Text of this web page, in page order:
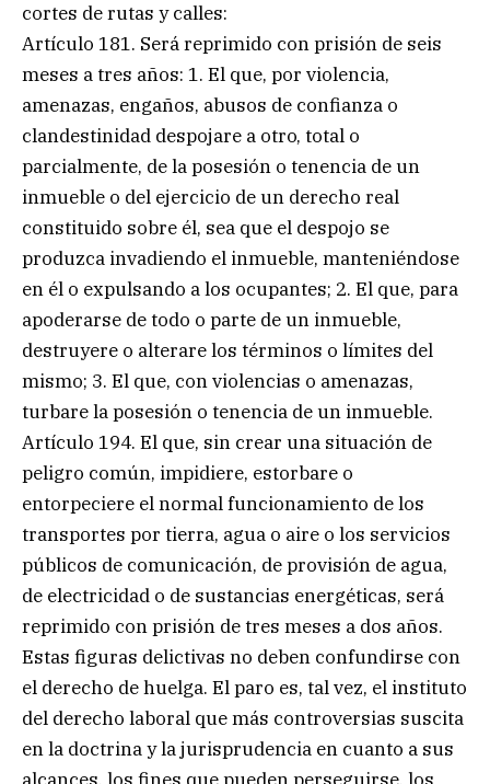
cortes de rutas y calles:
Artículo 181. Será reprimido con prisión de seis
meses a tres años: 1. El que, por violencia,
amenazas, engaños, abusos de confianza o
clandestinidad despojare a otro, total o
parcialmente, de la posesión o tenencia de un
inmueble o del ejercicio de un derecho real
constituido sobre él, sea que el despojo se
produzca invadiendo el inmueble, manteniéndose
en él o expulsando a los ocupantes; 2. El que, para
apoderarse de todo o parte de un inmueble,
destruyere o alterare los términos o límites del
mismo; 3. El que, con violencias o amenazas,
turbare la posesión o tenencia de un inmueble.
Artículo 194. El que, sin crear una situación de
peligro común, impidiere, estorbare o
entorpeciere el normal funcionamiento de los
transportes por tierra, agua o aire o los servicios
públicos de comunicación, de provisión de agua,
de electricidad o de sustancias energéticas, será
reprimido con prisión de tres meses a dos años.
Estas figuras delictivas no deben confundirse con
el derecho de huelga. El paro es, tal vez, el instituto
del derecho laboral que más controversias suscita
en la doctrina y la jurisprudencia en cuanto a sus